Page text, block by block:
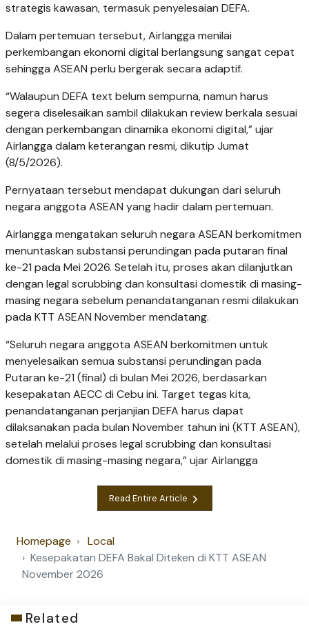
strategis kawasan, termasuk penyelesaian DEFA.
Dalam pertemuan tersebut, Airlangga menilai
perkembangan ekonomi digital berlangsung sangat cepat
sehingga ASEAN perlu bergerak secara adaptif.
“Walaupun DEFA text belum sempurna, namun harus
segera diselesaikan sambil dilakukan review berkala sesuai
dengan perkembangan dinamika ekonomi digital,” ujar
Airlangga dalam keterangan resmi, dikutip Jumat
(8/5/2026).
Pernyataan tersebut mendapat dukungan dari seluruh
negara anggota ASEAN yang hadir dalam pertemuan.
Airlangga mengatakan seluruh negara ASEAN berkomitmen
menuntaskan substansi perundingan pada putaran final
ke-21 pada Mei 2026. Setelah itu, proses akan dilanjutkan
dengan legal scrubbing dan konsultasi domestik di masing-
masing negara sebelum penandatanganan resmi dilakukan
pada KTT ASEAN November mendatang.
“Seluruh negara anggota ASEAN berkomitmen untuk
menyelesaikan semua substansi perundingan pada
Putaran ke-21 (final) di bulan Mei 2026, berdasarkan
kesepakatan AECC di Cebu ini. Target tegas kita,
penandatanganan perjanjian DEFA harus dapat
dilaksanakan pada bulan November tahun ini (KTT ASEAN),
setelah melalui proses legal scrubbing dan konsultasi
domestik di masing-masing negara,” ujar Airlangga
Read Entire Article
Homepage
Local
Kesepakatan DEFA Bakal Diteken di KTT ASEAN
November 2026
Related